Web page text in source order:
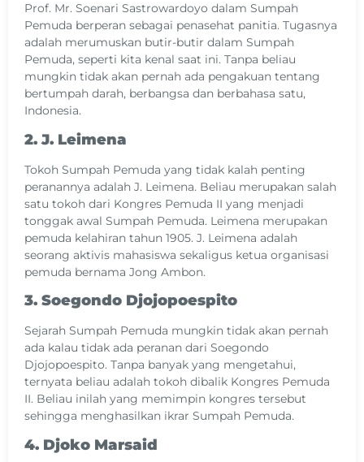
Prof. Mr. Soenari Sastrowardoyo dalam Sumpah
Pemuda berperan sebagai penasehat panitia. Tugasnya
adalah merumuskan butir-butir dalam Sumpah
Pemuda, seperti kita kenal saat ini. Tanpa beliau
mungkin tidak akan pernah ada pengakuan tentang
bertumpah darah, berbangsa dan berbahasa satu,
Indonesia.
2. J. Leimena
Tokoh Sumpah Pemuda yang tidak kalah penting
peranannya adalah J. Leimena. Beliau merupakan salah
satu tokoh dari Kongres Pemuda II yang menjadi
tonggak awal Sumpah Pemuda. Leimena merupakan
pemuda kelahiran tahun 1905. J. Leimena adalah
seorang aktivis mahasiswa sekaligus ketua organisasi
pemuda bernama Jong Ambon.
3. Soegondo Djojopoespito
Sejarah Sumpah Pemuda mungkin tidak akan pernah
ada kalau tidak ada peranan dari Soegondo
Djojopoespito. Tanpa banyak yang mengetahui,
ternyata beliau adalah tokoh dibalik Kongres Pemuda
II. Beliau inilah yang memimpin kongres tersebut
sehingga menghasilkan ikrar Sumpah Pemuda.
4. Djoko Marsaid